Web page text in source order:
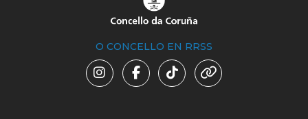
O CONCELLO EN RRSS